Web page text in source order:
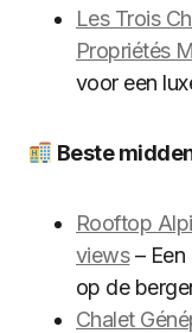
Les Trois
Propriétés
voor een
Beste
Rooftop
views– Een
op de
Chalet